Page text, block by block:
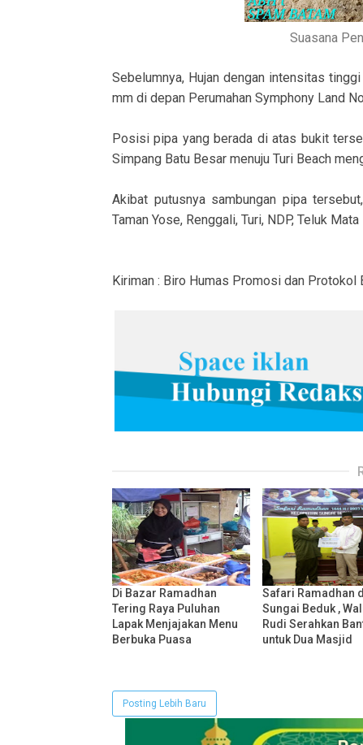
Suasana
Sebelumnya, Hujan dengan intensitas
mm di depan Perumahan Symphony Land
Posisi pipa yang berada di atas bukit
Simpang Batu Besar menuju Turi Beach
Akibat putusnya sambungan pipa
Taman Yose, Renggali, Turi, NDP, Teluk
Kiriman : Biro Humas Promosi dan Protokol
Di Bazar Ramadhan
Tering Raya Puluhan
Lapak Menjajakan Menu
Berbuka Puasa
Safari Ramadhan
Sungai Beduk ,
Rudi Serahkan
untuk Dua Masjid
Posting Lebih Baru